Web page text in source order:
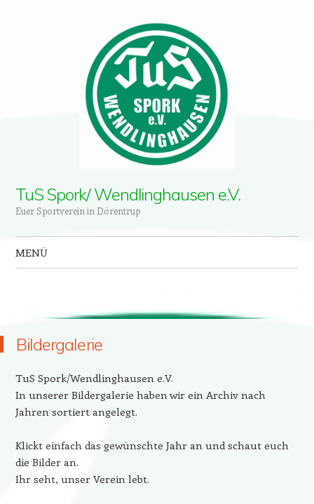
TuS Spork/ Wendlinghausen e.V.
Euer Sportverein in Dörentrup
MENÜ
Bildergalerie
TuS Spork/Wendlinghausen e.V.
In unserer Bildergalerie haben wir ein Archiv nach
Jahren sortiert angelegt.
Klickt einfach das gewünschte Jahr an und schaut euch
die Bilder an.
Ihr seht, unser Verein lebt.